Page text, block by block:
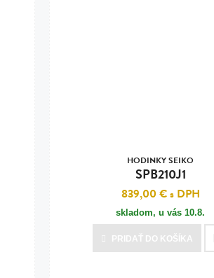
HODINKY SEIKO
SPB210J1
839,00 €s DPH
skladom, u vás 10.8.
PRIDAŤ DO KOŠÍKA